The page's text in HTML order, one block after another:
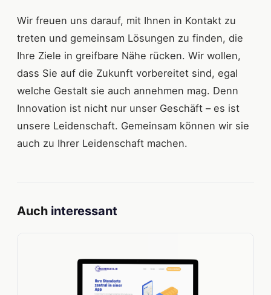
Wir freuen uns darauf, mit Ihnen in Kontakt zu
treten und gemeinsam Lösungen zu finden, die
Ihre Ziele in greifbare Nähe rücken. Wir wollen,
dass Sie auf die Zukunft vorbereitet sind, egal
welche Gestalt sie auch annehmen mag. Denn
Innovation ist nicht nur unser Geschäft – es ist
unsere Leidenschaft. Gemeinsam können wir sie
auch zu Ihrer Leidenschaft machen.
Auch interessant